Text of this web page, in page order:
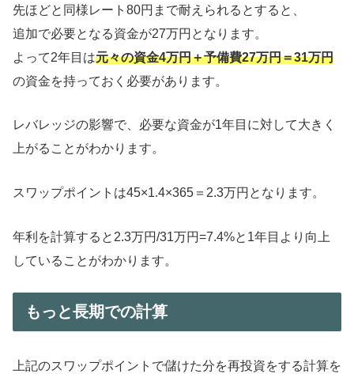
先ほどと同様レート80円まで耐えられるとすると、
追加で必要となる資金が27万円となります。
よって2年目は元々の資金4万円＋予備費27万円＝31万円
の資金を持っておく必要があります。
レバレッジの影響で、必要な資金が1年目に対して大きく
上がることがわかります。
スワップポイントは45×1.4×365＝2.3万円となります。
年利を計算すると2.3万円/31万円=7.4%と1年目より向上
していることがわかります。
もっと長期での計算
上記のスワップポイントで儲けた分を再投資をする計算を